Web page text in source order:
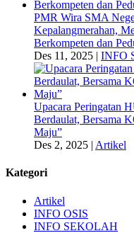
PMR Wira SMA
Kepalangmerahan,
Berkompeten dan
Des 11, 2025 | INFO
Upacara Peringatan
Berdaulat, Bersama
Maju”
Des 2, 2025 | Artikel
Kategori
Artikel
INFO OSIS
INFO SEKOLAH